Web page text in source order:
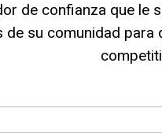
de confianza que le
de su comunidad